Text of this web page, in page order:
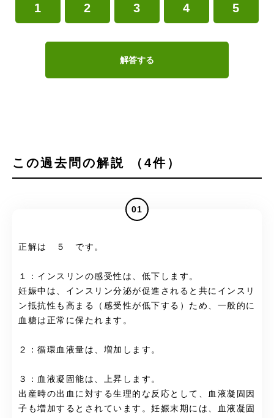
1 2 3 4 5
解答する
この過去問の解説 （4件）
01
正解は ５ です。
１：インスリンの感受性は、低下します。
妊娠中は、インスリン分泌が促進されると共にインスリ
ン抵抗性も高まる（感受性が低下する）ため、一般的に
血糖は正常に保たれます。
２：循環血液量は、増加します。
３：血液凝固能は、上昇します。
出産時の出血に対する生理的な反応として、血液凝固因
子も増加するとされています。妊娠末期には、血液凝固